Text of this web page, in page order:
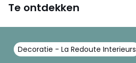
Te ontdekken
Decoratie - La Redoute Interieurs